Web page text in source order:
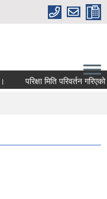
परिक्षा मिति परिवर्तन गरिएको